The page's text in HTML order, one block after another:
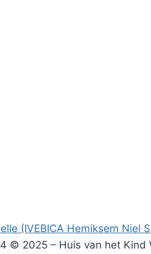
(IVEBICA Hemiksem Niel
© 2025 – Huis van het Kind